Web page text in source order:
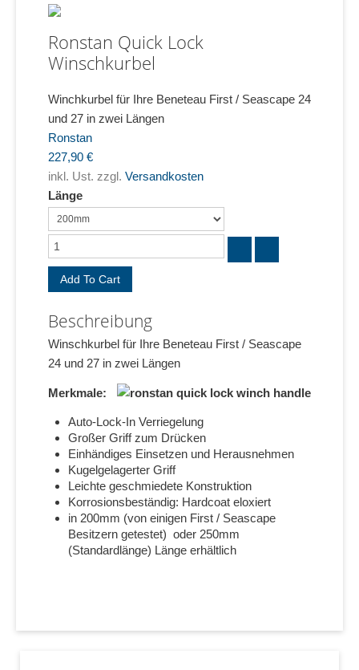
Ronstan Quick Lock
Winschkurbel
Winchkurbel für Ihre Beneteau First / Seascape 24
und 27 in zwei Längen
Ronstan
227,90 €
inkl. Ust. zzgl. Versandkosten
Länge
Beschreibung
Winschkurbel für Ihre Beneteau First / Seascape
24 und 27 in zwei Längen
Merkmale:
Auto-Lock-In Verriegelung
Großer Griff zum Drücken
Einhändiges Einsetzen und Herausnehmen
Kugelgelagerter Griff
Leichte geschmiedete Konstruktion
Korrosionsbeständig: Hardcoat eloxiert
in 200mm (von einigen First / Seascape
Besitzern getestet) oder 250mm
(Standardlänge) Länge erhältlich